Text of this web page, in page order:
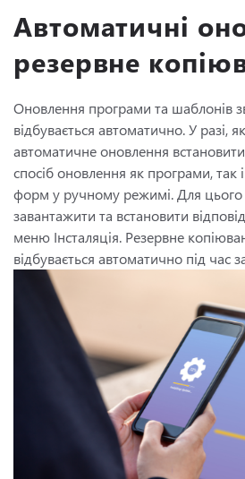
Автоматичні
резервне
Оновлення програми та шаблонів
відбувається автоматично. У разі,
автоматичне оновлення
спосіб оновлення як програми, так
форм у ручному режимі. Для цього
завантажити та встановити
меню Інсталяція. Резервне
відбувається автоматично під час